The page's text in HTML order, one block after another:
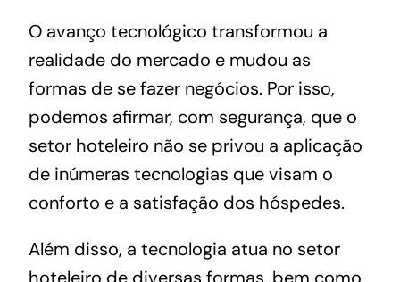
O avanço tecnológico transformou a
realidade do mercado e mudou as
formas de se fazer negócios. Por isso,
podemos afirmar, com segurança, que o
setor hoteleiro não se privou a aplicação
de inúmeras tecnologias que visam o
conforto e a satisfação dos hóspedes.
Além disso, a tecnologia atua no setor